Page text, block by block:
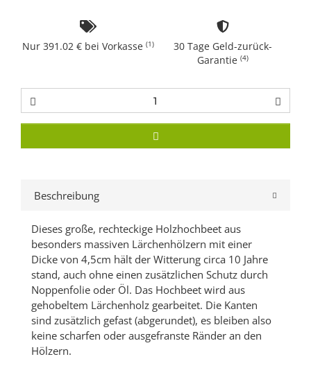
Nur 391.02 € bei Vorkasse (1)
30 Tage Geld-zurück-
Garantie (4)
Beschreibung
Dieses große, rechteckige Holzhochbeet aus
besonders massiven Lärchenhölzern mit einer
Dicke von 4,5cm hält der Witterung circa 10 Jahre
stand, auch ohne einen zusätzlichen Schutz durch
Noppenfolie oder Öl. Das Hochbeet wird aus
gehobeltem Lärchenholz gearbeitet. Die Kanten
sind zusätzlich gefast (abgerundet), es bleiben also
keine scharfen oder ausgefranste Ränder an den
Hölzern.